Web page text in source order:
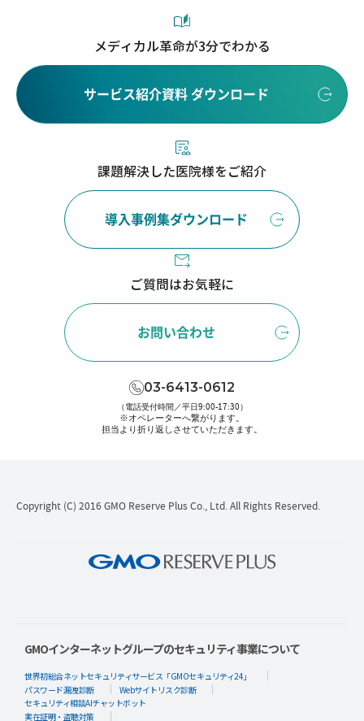
メディカル革命が3分でわかる
サービス紹介資料 ダウンロード
課題解決した医院様をご紹介
導入事例集ダウンロード
ご質問はお気軽に
お問い合わせ
03-6413-0612
（電話受付時間／平日9:00-17:30）
※オペレーターへ繋がります。
担当より折り返しさせていただきます。
Copyright (C) 2016 GMO Reserve Plus Co., Ltd. All Rights Reserved.
GMOインターネットグループのセキュリティ事業について
世界初総合ネットセキュリティサービス「GMOセキュリティ24」
パスワード漏洩診断
Webサイトリスク診断
セキュリティ相談AIチャットボット
実在証明・盗聴対策